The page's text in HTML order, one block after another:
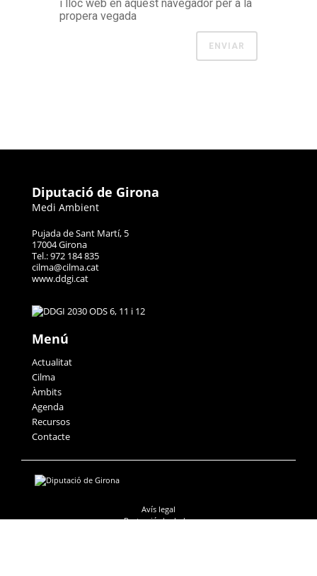
i lloc web en aquest navegador per a la
propera vegada
Diputació de Girona
Medi Ambient
Pujada de Sant Martí, 5
17004 Girona
Tel.: 972 184 835
cilma@cilma.cat
www.ddgi.cat
Menú
Actualitat
Cilma
Àmbits
Agenda
Recursos
Contacte
Avís legal
Protecció de dades